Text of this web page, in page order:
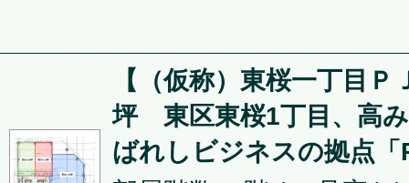
【（仮称）東桜一丁目Ｐ
坪 東区東桜1丁目、高
ばれしビジネスの拠点「